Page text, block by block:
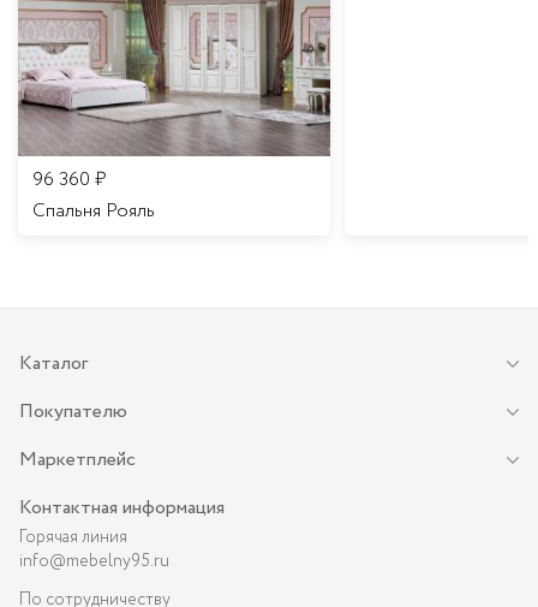
96 360 ₽
Спальня Рояль
Каталог
Покупателю
Маркетплейс
Контактная информация
Горячая линия
info@mebelny95.ru
По сотрудничеству